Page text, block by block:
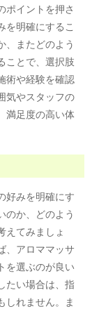
ポイントを押さ
を明確にするこ
、またどのよう
ことで、選択肢
術や経験を確認
気やスタッフの
満足度の高い体
好みを明確にす
のか、どのよう
えてみましょ
、アロママッサ
を選ぶのが良い
たい場合は、指
しれません。ま